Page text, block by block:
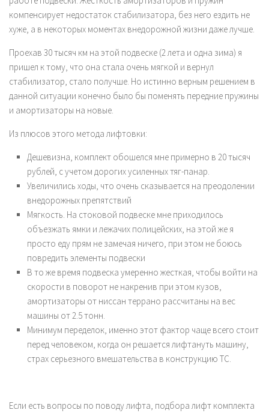
компенсирует недостаток стабилизатора, без него ездить не
хуже, а в некоторых моментах внедорожной жизни даже лучше.
Проехав 30 тысяч км на этой подвеске (2 лета и одна зима) я
пришел к тому, что она стала очень мягкой и вернул
стабилизатор, стало получше. Но истинно верным решением в
данной ситуации конечно было бы поменять передние пружины
и амортизаторы на новые.
Из плюсов этого метода лифтовки:
Дешевизна, комплект обошелся мне примерно в 20 тысяч
рублей, с учетом дорогих усиленных тяг-панар.
Увеличились ходы, что очень сказывается на преодолении
внедорожных препятствий
Мягкость. На стоковой подвеске мне приходилось
объезжать ямки и лежачих полицейских, на этой же я
просто еду прям не замечая ничего, при этом не боюсь
повредить элементы подвески
В то же время подвеска умеренно жесткая, чтобы войти на
скорости в поворот не накренив при этом кузов,
амортизаторы от ниссан террано рассчитаны на вес
машины от 2.5 тонн.
Минимум переделок, именно этот фактор чаще всего стоит
перед человеком, когда он решается лифтануть машину,
страх серьезного вмешательства в конструкцию ТС.
Если есть вопросы по поводу лифта, подбора лифт комплекта